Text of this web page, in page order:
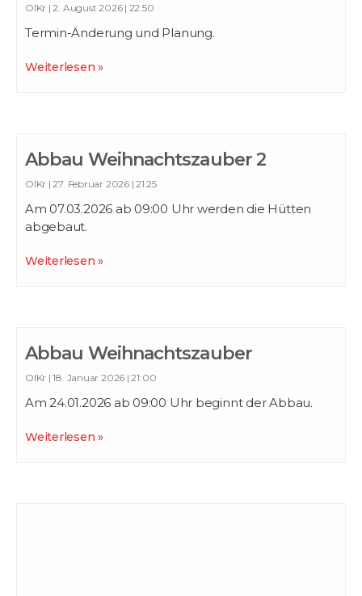
OlKr 2. August 2026 22:50
Termin-Änderung und Planung.
Weiterlesen »
Abbau Weihnachtszauber 2
OlKr 27. Februar 2026 21:25
Am 07.03.2026 ab 09:00 Uhr werden die Hütten
abgebaut.
Weiterlesen »
Abbau Weihnachtszauber
OlKr 18. Januar 2026 21:00
Am 24.01.2026 ab 09:00 Uhr beginnt der Abbau.
Weiterlesen »